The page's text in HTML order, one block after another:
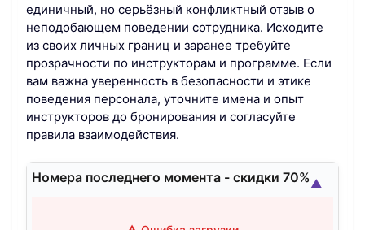
единичный, но серьёзный конфликтный отзыв о
неподобающем поведении сотрудника. Исходите
из своих личных границ и заранее требуйте
прозрачности по инструкторам и программе. Если
вам важна уверенность в безопасности и этике
поведения персонала, уточните имена и опыт
инструкторов до бронирования и согласуйте
правила взаимодействия.
Номера последнего момента - скидки 70%▲